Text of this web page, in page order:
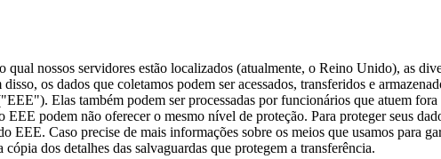
qual nossos servidores estão localizados (atualmente, o Reino Unido), as
os dados que coletamos podem ser acessados, transferidos e
Elas também podem ser processadas por funcionários que atuem
podem não oferecer o mesmo nível de proteção. Para proteger seus
Caso precise de mais informações sobre os meios que usamos para
dos detalhes das salvaguardas que protegem a transferência.